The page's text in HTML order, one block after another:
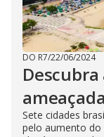
DO R7/22/06/2024
Sete cidades
pelo aumento do